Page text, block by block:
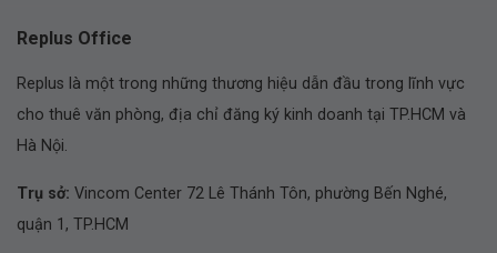
Replus Office
Replus là một trong những thương hiệu dẫn đầu trong lĩnh vực
cho thuê văn phòng, địa chỉ đăng ký kinh doanh tại TP.HCM và
Hà Nội.
Trụ sở: Vincom Center 72 Lê Thánh Tôn, phường Bến Nghé,
quận 1, TP.HCM